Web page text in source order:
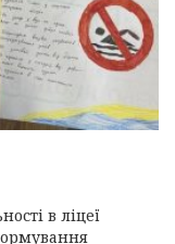
в ліцеї